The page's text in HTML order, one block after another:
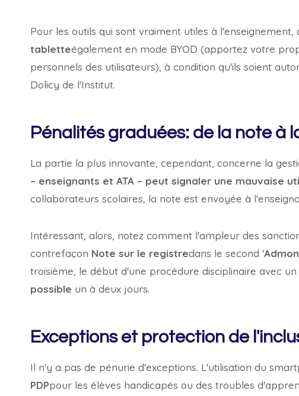
Pour les outils qui sont vraiment utiles à
tabletteégalement en mode BYOD (apportez votre
personnels des utilisateurs), à condition qu'ils soient
Dolicy de l'Institut.
Pénalités graduées: de la note à
La partie la plus innovante, cependant, concerne la
– enseignants et ATA – peut signaler une mauvaise
collaborateurs scolaires, la note est envoyée à
Intéressant, alors, notez comment l'ampleur des
contrefaçon Note sur le registredans le second '
troisième, le début d'une procédure disciplinaire avec
possible un à deux jours.
Exceptions et protection de
Il n'y a pas de pénurie d'exceptions. L'utilisation du
PDPpour les élèves handicapés ou des troubles